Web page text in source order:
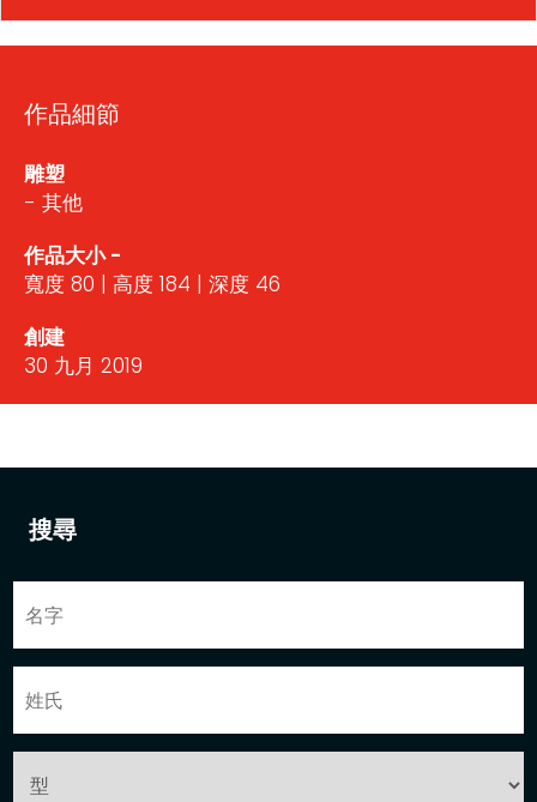
搜尋
作品細節
雕塑
- 其他
作品大小 -
寬度 80 | 高度 184 | 深度 46
創建
30 九月 2019